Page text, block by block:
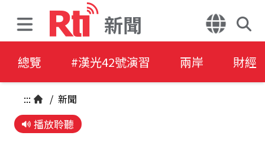
新聞
總覽 #漢光42號演習 兩岸 財經
::: / 新聞
播放聆聽